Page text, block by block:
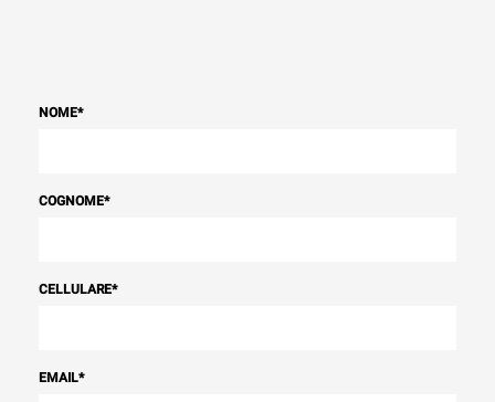
NOME*
COGNOME*
CELLULARE*
EMAIL*